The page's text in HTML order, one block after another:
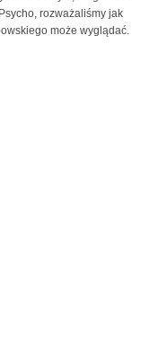
rozważaliśmy jak
może wyglądać.